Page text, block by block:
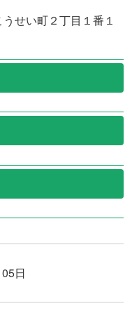
せい町２丁目１番１
日